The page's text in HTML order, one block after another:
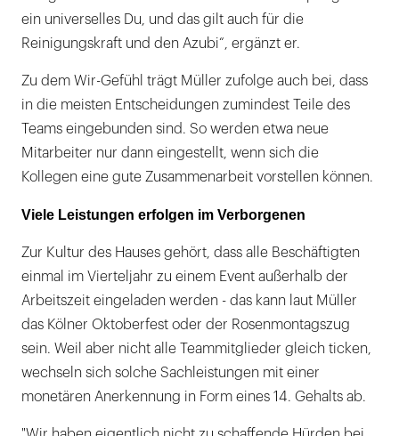
ein universelles Du, und das gilt auch für die
Reinigungskraft und den Azubi“, ergänzt er.
Zu dem Wir-Gefühl trägt Müller zufolge auch bei, dass
in die meisten Entscheidungen zumindest Teile des
Teams eingebunden sind. So werden etwa neue
Mitarbeiter nur dann eingestellt, wenn sich die
Kollegen eine gute Zusammenarbeit vorstellen können.
Viele Leistungen erfolgen im Verborgenen
Zur Kultur des Hauses gehört, dass alle Beschäftigten
einmal im Vierteljahr zu einem Event außerhalb der
Arbeitszeit eingeladen werden - das kann laut Müller
das Kölner Oktoberfest oder der Rosenmontagszug
sein. Weil aber nicht alle Teammitglieder gleich ticken,
wechseln sich solche Sachleistungen mit einer
monetären Anerkennung in Form eines 14. Gehalts ab.